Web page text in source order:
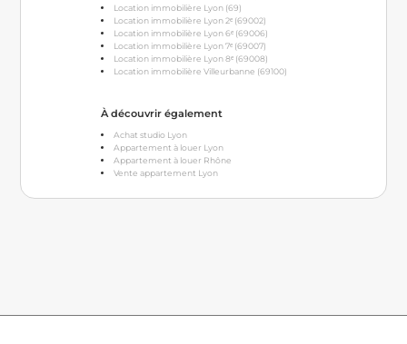
Location immobilière Lyon (69)
Location immobilière Lyon 2ᵉ (69002)
Location immobilière Lyon 6ᵉ (69006)
Location immobilière Lyon 7ᵉ (69007)
Location immobilière Lyon 8ᵉ (69008)
Location immobilière Villeurbanne (69100)
À découvrir également
Achat studio Lyon
Appartement à louer Lyon
Appartement à louer Rhône
Vente appartement Lyon